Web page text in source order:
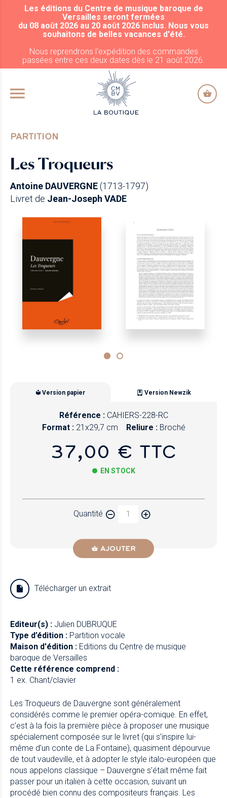
ALLER AU CONTENU PRINCIPAL
Les éditions du Centre de musique baroque de
Versailles seront fermées
du 08 août 2026 au 20 août 2026 inclus. Nous vous
souhaitons de belles vacances d'été.
Nous reprendrons l'expédition des commandes
passées entre ces deux dates dès le 21 août 2026.
PARTITION
Les Troqueurs
Antoine DAUVERGNE(1713-1797)
Livret de Jean-Joseph VADE
Version papier Version Newzik
Référence : CAHIERS-228-RC
Format : 21x29,7 cm Reliure : Broché
37,00 € TTC
EN STOCK
Quantité
AJOUTER
Télécharger un extrait
Editeur(s) : Julien DUBRUQUE
Type d’édition : Partition vocale
Maison d'édition : Editions du Centre de musique
baroque de Versailles
Cette référence comprend :
1 ex. Chant/clavier
Les Troqueurs de Dauvergne sont généralement
considérés comme le premier opéra-comique. En effet,
c’est à la fois la première pièce à proposer une musique
spécialement composée sur le livret (qui s’inspire lui-
même d’un conte de La Fontaine), quasiment dépourvue
de tout vaudeville, et à adopter le style italo-européen que
nous appelons classique – Dauvergne s’était même fait
passer pour un italien à cette occasion, suivant un
procédé bien connu des compositeurs français. Les